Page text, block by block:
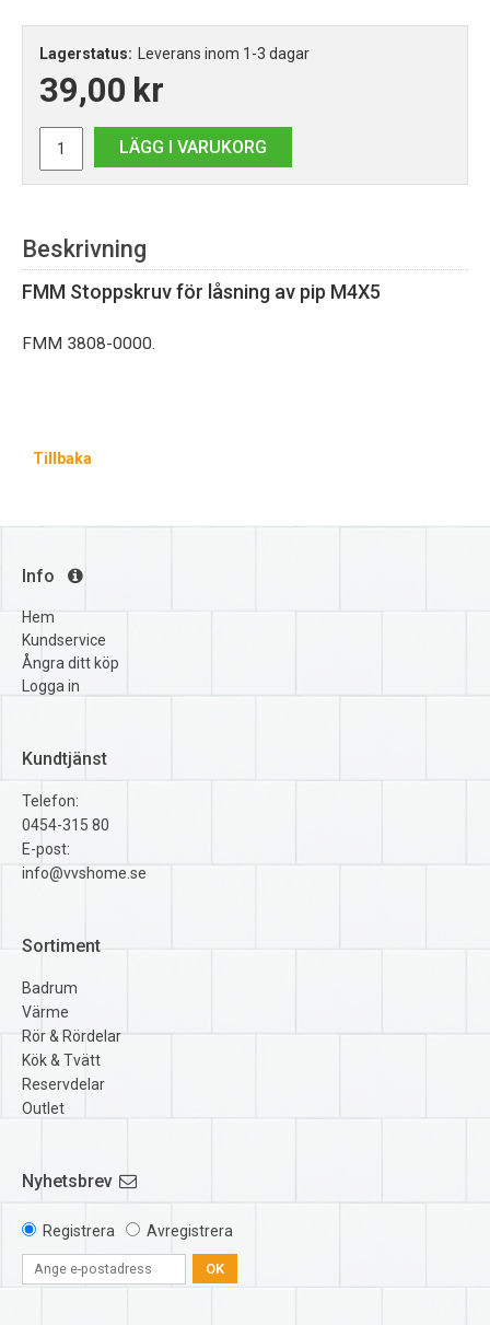
Lagerstatus: Leverans inom 1-3 dagar
39,00 kr
LÄGG I VARUKORG
Beskrivning
FMM Stoppskruv för låsning av pip M4X5
FMM 3808-0000.
Tillbaka
Info
Hem
Kundservice
Ångra ditt köp
Logga in
Kundtjänst
Telefon:
0454-315 80
E-post:
info@vvshome.se
Sortiment
Badrum
Värme
Rör & Rördelar
Kök & Tvätt
Reservdelar
Outlet
Nyhetsbrev
Registrera Avregistrera
OK